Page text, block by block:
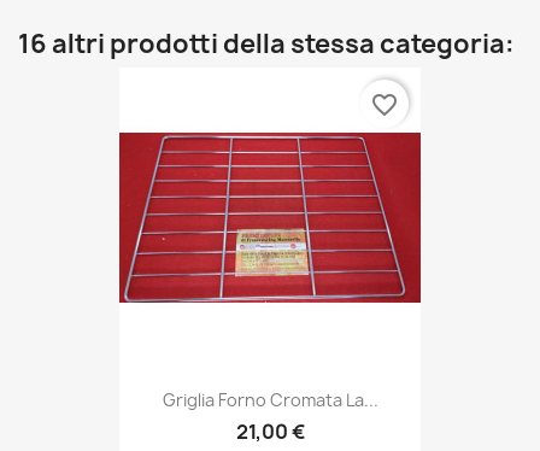
16 altri prodotti della stessa categoria:
Griglia Forno Cromata La...
21,00 €
favorite_border